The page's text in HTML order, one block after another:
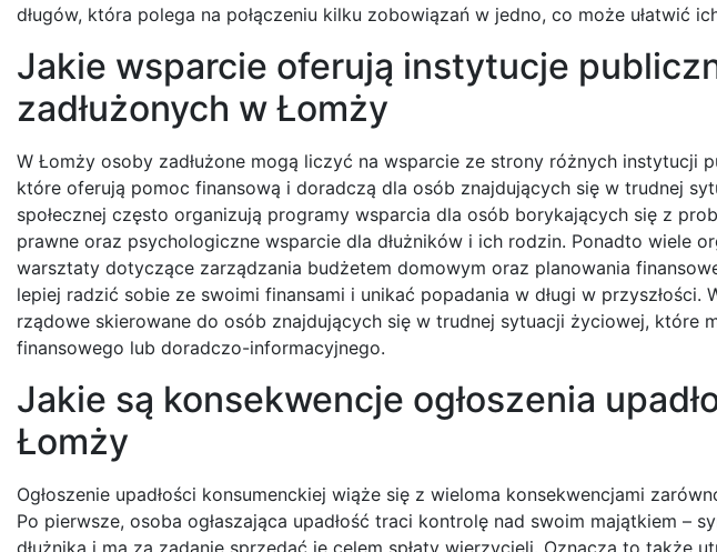
długów, która polega na połączeniu kilku zobowiązań w jedno, co może ułatwić
Jakie wsparcie oferują instytucje
zadłużonych w Łomży
W Łomży osoby zadłużone mogą liczyć na wsparcie ze strony różnych instytucji
które oferują pomoc finansową i doradczą dla osób znajdujących się w trudnej
społecznej często organizują programy wsparcia dla osób borykających się z
prawne oraz psychologiczne wsparcie dla dłużników i ich rodzin. Ponadto wiele
warsztaty dotyczące zarządzania budżetem domowym oraz planowania
lepiej radzić sobie ze swoimi finansami i unikać popadania w długi w
rządowe skierowane do osób znajdujących się w trudnej sytuacji życiowej, które
finansowego lub doradczo-informacyjnego.
Jakie są konsekwencje ogłoszenia
Łomży
Ogłoszenie upadłości konsumenckiej wiąże się z wieloma konsekwencjami
Po pierwsze, osoba ogłaszająca upadłość traci kontrolę nad swoim majątkiem –
dłużnika i ma za zadanie sprzedać je celem spłaty wierzycieli. Oznacza to także